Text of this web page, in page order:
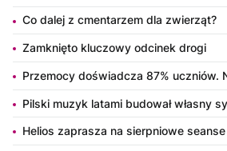
Co dalej z cmentarzem dla zwierząt?
Zamknięto kluczowy odcinek drogi
Przemocy doświadcza 87% uczniów.
Pilski muzyk latami budował własny
Helios zaprasza na sierpniowe seanse